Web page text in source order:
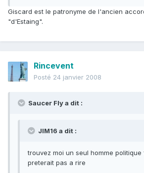
Giscard est le patronyme de l'ancien
"d'Estaing".
Rincevent
Posté 24 janvier 2008
Saucer Fly a dit :
JIM16 a dit :
trouvez moi un seul homme
preterait pas a rire